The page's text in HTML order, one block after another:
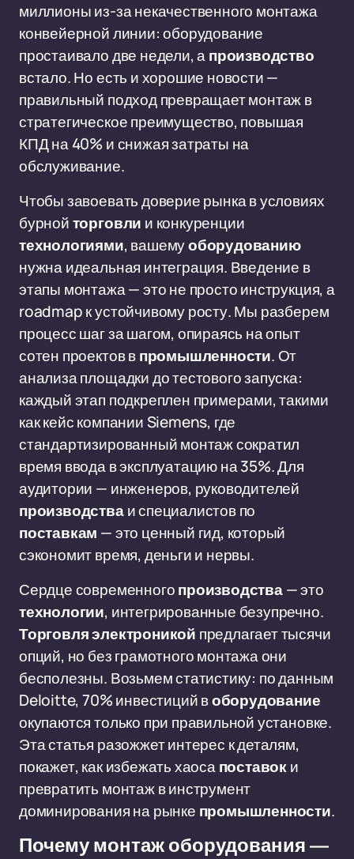
миллионы из-за некачественного монтажа
конвейерной линии: оборудование
простаивало две недели, апроизводство
встало. Но есть и хорошие новости —
правильный подход превращает монтаж в
стратегическое преимущество, повышая
КПД на 40% и снижая затраты на
обслуживание.
Чтобы завоевать доверие рынка в условиях
бурнойторговли и конкуренции
технологиями, вашемуоборудованию
нужна идеальная интеграция. Введение в
этапы монтажа — это не просто инструкция, а
roadmap к устойчивому росту. Мы разберем
процесс шаг за шагом, опираясь на опыт
сотен проектов впромышленности. От
анализа площадки до тестового запуска:
каждый этап подкреплен примерами, такими
как кейс компании Siemens, где
стандартизированный монтаж сократил
время ввода в эксплуатацию на 35%. Для
аудитории — инженеров, руководителей
производстваи специалистов по
поставкам — это ценный гид, который
сэкономит время, деньги и нервы.
Сердце современногопроизводства— это
технологии, интегрированные безупречно.
Торговляэлектроникой предлагает тысячи
опций, но без грамотного монтажа они
бесполезны. Возьмем статистику: по данным
Deloitte, 70% инвестиций воборудование
окупаются только при правильной установке.
Эта статья разожжет интерес к деталям,
покажет, как избежать хаосапоставоки
превратить монтаж в инструмент
доминирования на рынке промышленности.
Почему монтаж оборудования —